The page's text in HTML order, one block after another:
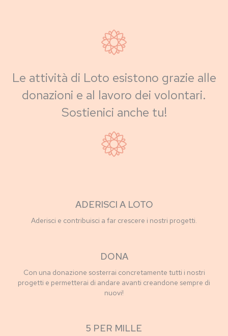
Le attività di Loto esistono grazie alle
donazioni e al lavoro dei volontari.
Sostienici anche tu!
ADERISCI A LOTO
Aderisci e contribuisci a far crescere i nostri progetti.
DONA
Con una donazione sosterrai concretamente tutti i nostri
progetti e permetterai di andare avanti creandone sempre di
nuovi!
5 PER MILLE